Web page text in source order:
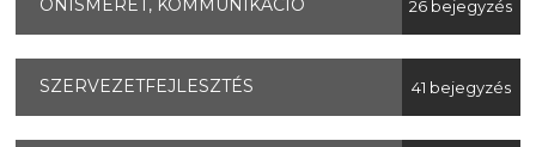
ÖNISMERET, KOMMUNIKÁCIÓ 26 bejegyzés
SZERVEZETFEJLESZTÉS 41 bejegyzés